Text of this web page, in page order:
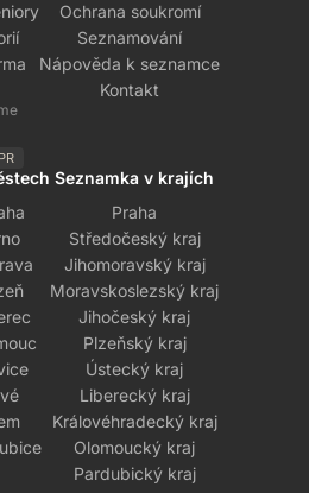
Ochrana soukromí
Seznamování
Nápověda k seznamce
Kontakt
Seznamka v krajích
Praha
Středočeský kraj
Jihomoravský kraj
Moravskoslezský kraj
Jihočeský kraj
Plzeňský kraj
Ústecký kraj
Liberecký kraj
Královéhradecký kraj
Olomoucký kraj
Pardubický kraj